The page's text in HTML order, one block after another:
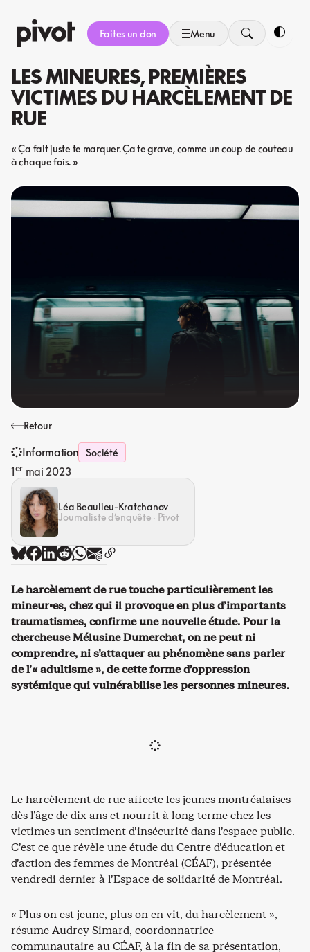
au
contenu
Faites un don Menu
LES MINEURES, PREMIÈRES
VICTIMES DU HARCÈLEMENT DE
RUE
« Ça fait juste te marquer. Ça te grave, comme un coup de couteau
à chaque fois. »
Retour
Information Société
1er mai 2023
Léa Beaulieu-Kratchanov
Journaliste d’enquête · Pivot
Le harcèlement de rue touche particulièrement les
mineur·es, chez qui il provoque en plus d’importants
traumatismes, confirme une nouvelle étude. Pour la
chercheuse Mélusine Dumerchat, on ne peut ni
comprendre, ni s’attaquer au phénomène sans parler
de l’« adultisme », de cette forme d’oppression
systémique qui vulnérabilise les personnes mineures.
Le harcèlement de rue affecte les jeunes montréalaises
dès l’âge de dix ans et nourrit à long terme chez les
victimes un sentiment d’insécurité dans l’espace public.
C’est ce que révèle une étude du Centre d’éducation et
d’action des femmes de Montréal (CÉAF), présentée
vendredi dernier à l’Espace de solidarité de Montréal.
« Plus on est jeune, plus on en vit, du harcèlement »,
résume Audrey Simard, coordonnatrice
communautaire au CÉAF, à la fin de sa présentation,